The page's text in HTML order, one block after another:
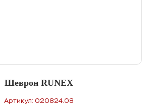
Шеврон RUNEX
Артикул: 020824.08